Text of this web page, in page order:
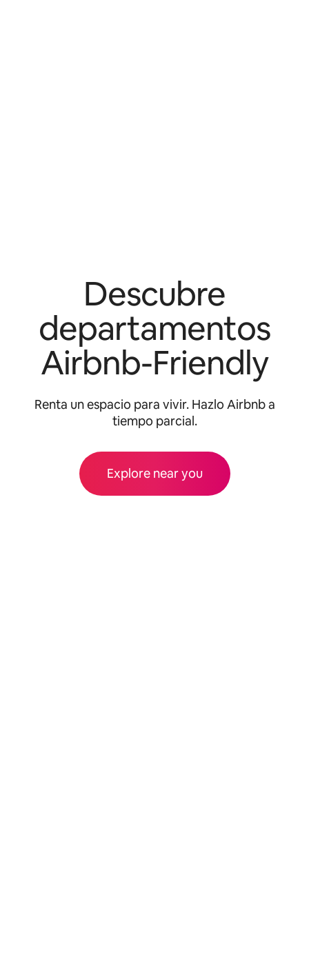
Descubre
departamentos
Airbnb-Friendly
Renta un espacio para vivir. Hazlo Airbnb a
tiempo parcial.
Explore near you